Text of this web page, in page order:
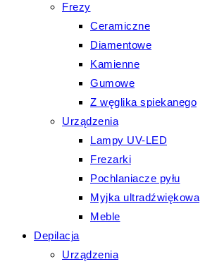
Frezy
Ceramiczne
Diamentowe
Kamienne
Gumowe
Z węglika spiekanego
Urządzenia
Lampy UV-LED
Frezarki
Pochlaniacze pyłu
Myjka ultradźwiękowa
Meble
Depilacja
Urządzenia